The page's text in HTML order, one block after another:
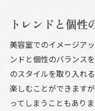
トレンドと個性
美容室でのイメージア
ンドと個性のバランス
のスタイルを取り入れ
楽しむことができます
ってしまうこともあり